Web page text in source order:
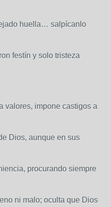
huella… salpícanlo
festín y solo tristeza
valores, impone castigos a
Dios, aunque en sus
procurando siempre
ni malo; oculta que Dios